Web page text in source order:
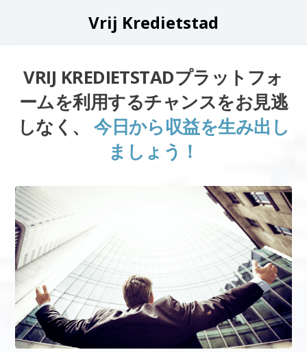
Vrij Kredietstad
VRIJ KREDIETSTADプラットフォ
ームを利用するチャンスをお見逃
しなく、今日から収益を生み出し
ましょう！